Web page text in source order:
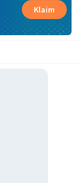
Klaim